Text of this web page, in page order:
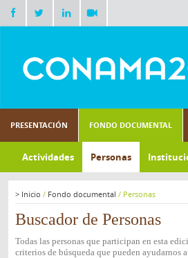
PRESENTACIÓN FONDO DOCUMENTAL
Actividades Personas
> Inicio / Fondo documental / Personas
Buscador de Personas
Todas las personas que participan en esta
criterios de búsqueda que pueden